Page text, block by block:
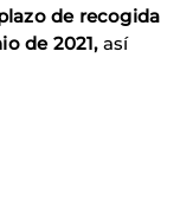
de recogida
de 2021,así